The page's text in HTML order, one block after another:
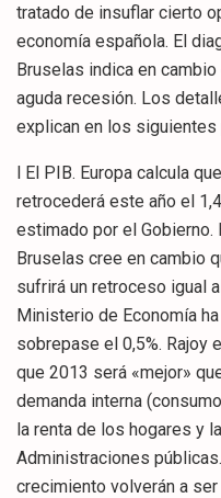
tratado de insuflar cierto
economía española. El
Bruselas indica en
aguda recesión. Los
explican en los siguientes
l El PIB. Europa calcula
retrocederá este año el
estimado por el Gobierno.
Bruselas cree en cambio
sufrirá un retroceso igual
Ministerio de Economía
sobrepase el 0,5%. Rajoy
que 2013 será «mejor»
demanda interna
la renta de los hogares y
Administraciones
crecimiento volverán a